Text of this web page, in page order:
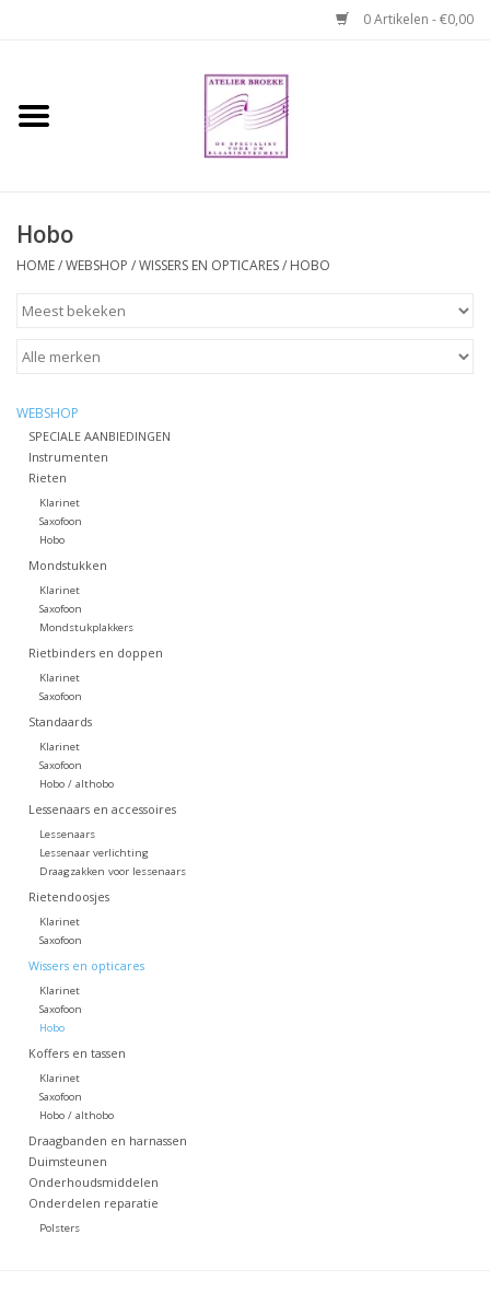
0 Artikelen - €0,00
Home
Reparaties en
Verhuur hobo's
Merken
Hobo
HOME/WEBSHOP /WISSERS EN OPTICARES/ HOBO
WEBSHOP
SPECIALE AANBIEDINGEN
Instrumenten
Rieten
Klarinet
Saxofoon
Hobo
Mondstukken
Klarinet
Saxofoon
Mondstukplakkers
Rietbinders en doppen
Klarinet
Saxofoon
Standaards
Klarinet
Saxofoon
Hobo / althobo
Lessenaars en accessoires
Lessenaars
Lessenaar verlichting
Draagzakken voor lessenaars
Rietendoosjes
Klarinet
Saxofoon
Wissers en opticares
Klarinet
Saxofoon
Hobo
Koffers en tassen
Klarinet
Saxofoon
Hobo / althobo
Draagbanden en harnassen
Duimsteunen
Onderhoudsmiddelen
Onderdelen reparatie
Polsters